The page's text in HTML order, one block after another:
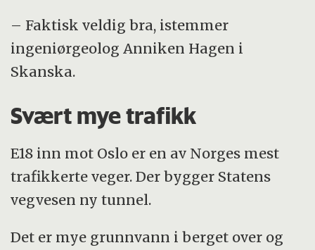
– Faktisk veldig bra, istemmer
ingeniørgeolog Anniken Hagen i
Skanska.
Svært mye trafikk
E18 inn mot Oslo er en av Norges mest
trafikkerte veger. Der bygger Statens
vegvesen ny tunnel.
Det er mye grunnvann i berget over og